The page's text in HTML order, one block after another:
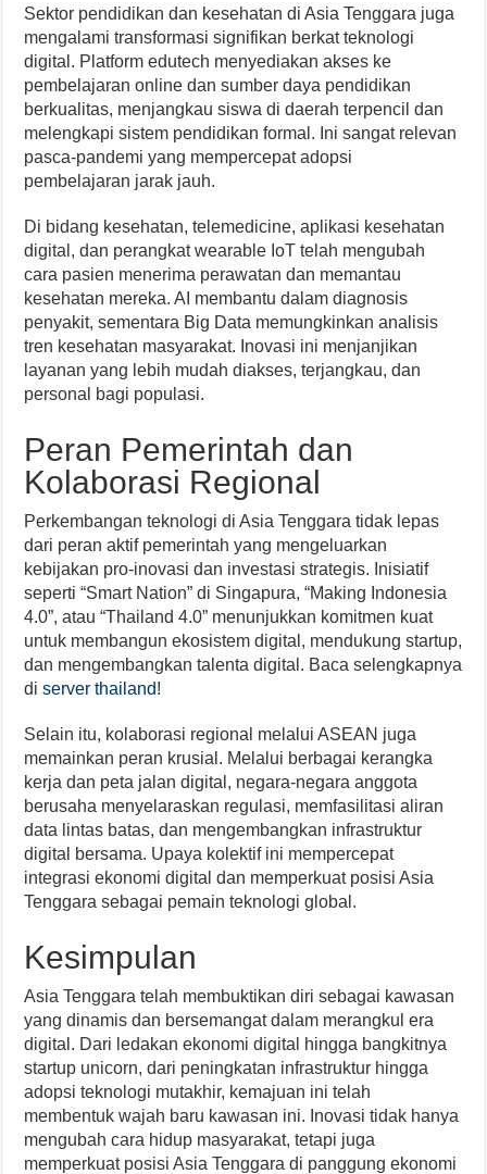
Sektor pendidikan dan kesehatan di Asia Tenggara juga
mengalami transformasi signifikan berkat teknologi
digital. Platform edutech menyediakan akses ke
pembelajaran online dan sumber daya pendidikan
berkualitas, menjangkau siswa di daerah terpencil dan
melengkapi sistem pendidikan formal. Ini sangat relevan
pasca-pandemi yang mempercepat adopsi
pembelajaran jarak jauh.
Di bidang kesehatan, telemedicine, aplikasi kesehatan
digital, dan perangkat wearable IoT telah mengubah
cara pasien menerima perawatan dan memantau
kesehatan mereka. AI membantu dalam diagnosis
penyakit, sementara Big Data memungkinkan analisis
tren kesehatan masyarakat. Inovasi ini menjanjikan
layanan yang lebih mudah diakses, terjangkau, dan
personal bagi populasi.
Peran Pemerintah dan
Kolaborasi Regional
Perkembangan teknologi di Asia Tenggara tidak lepas
dari peran aktif pemerintah yang mengeluarkan
kebijakan pro-inovasi dan investasi strategis. Inisiatif
seperti “Smart Nation” di Singapura, “Making Indonesia
4.0”, atau “Thailand 4.0” menunjukkan komitmen kuat
untuk membangun ekosistem digital, mendukung startup,
dan mengembangkan talenta digital. Baca selengkapnya
diserver thailand!
Selain itu, kolaborasi regional melalui ASEAN juga
memainkan peran krusial. Melalui berbagai kerangka
kerja dan peta jalan digital, negara-negara anggota
berusaha menyelaraskan regulasi, memfasilitasi aliran
data lintas batas, dan mengembangkan infrastruktur
digital bersama. Upaya kolektif ini mempercepat
integrasi ekonomi digital dan memperkuat posisi Asia
Tenggara sebagai pemain teknologi global.
Kesimpulan
Asia Tenggara telah membuktikan diri sebagai kawasan
yang dinamis dan bersemangat dalam merangkul era
digital. Dari ledakan ekonomi digital hingga bangkitnya
startup unicorn, dari peningkatan infrastruktur hingga
adopsi teknologi mutakhir, kemajuan ini telah
membentuk wajah baru kawasan ini. Inovasi tidak hanya
mengubah cara hidup masyarakat, tetapi juga
memperkuat posisi Asia Tenggara di panggung ekonomi